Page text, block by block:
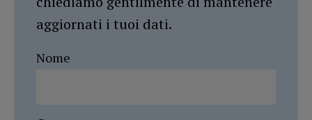
aggiornati i tuoi dati.
Nome